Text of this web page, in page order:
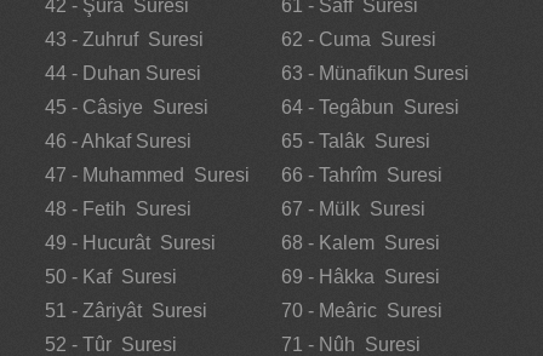
42 - Şûra Suresi
43 - Zuhruf Suresi
44 - Duhan Suresi
45 - Câsiye Suresi
46 - Ahkaf Suresi
47 - Muhammed Suresi
48 - Fetih Suresi
49 - Hucurât Suresi
50 - Kaf Suresi
51 - Zâriyât Suresi
52 - Tûr Suresi
61 - Saff Suresi
62 - Cuma Suresi
63 - Münafikun Suresi
64 - Tegâbun Suresi
65 - Talâk Suresi
66 - Tahrîm Suresi
67 - Mülk Suresi
68 - Kalem Suresi
69 - Hâkka Suresi
70 - Meâric Suresi
71 - Nûh Suresi